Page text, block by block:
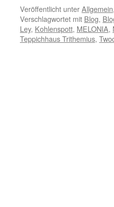
Veröffentlicht unterAllgemein,
Verschlagwortet mit Blog,
Ley, Kohlenspott, MELONIA,
Teppichhaus Trithemius,